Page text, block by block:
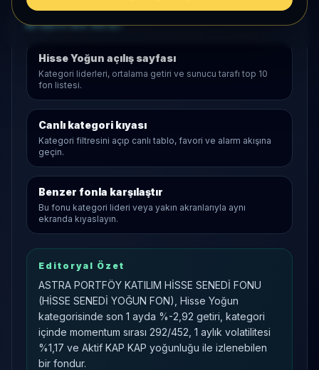
Araştırma Akışı
Hisse Yoğun açılış sayfası
Kategori liderleri, ortalama getiri ve sunucu tarafı top 10
fon listesi.
Canlı kategori kıyası
Kategori filtresini açıp canlı tablo, favori ve alarm akışına
geçin.
Benzer fonla karşılaştır
Bu fonu kategori lideri veya yakın akranlarıyla aynı
ekranda kıyaslayın.
Editoryal Özet
ASTRA PORTFÖY KATILIM HİSSE SENEDİ FONU
(HİSSE SENEDİ YOĞUN FON), Hisse Yoğun
kategorisinde son 1 ayda %-2,92 getiri, kategori
içinde momentum sırası 292/452, 1 aylık volatilitesi
%1,17 ve Aktif KAP KAP yoğunluğu ile izlenebilen
bir fondur.